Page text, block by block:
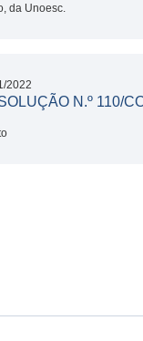
da Unoesc.
2022
N.º 110/